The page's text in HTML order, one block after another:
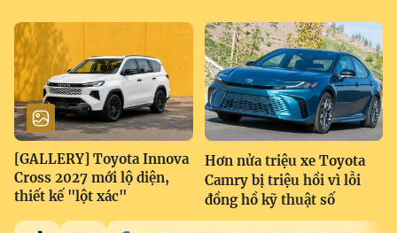
[GALLERY] Toyota Innova
Cross 2027 mới lộ diện,
thiết kế "lột xác"
Hơn nửa triệu xe Toyota
Camry bị triệu hồi vì lỗi
đồng hồ kỹ thuật số